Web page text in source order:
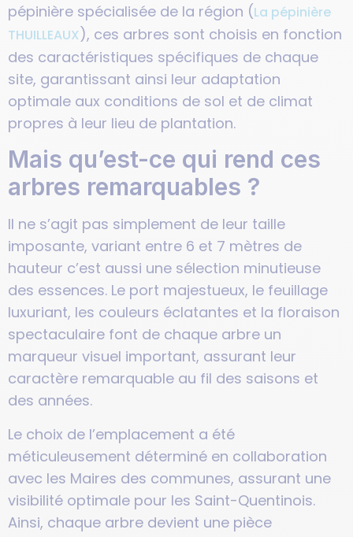
pépinière spécialisée de la région (La pépinière
THUILLEAUX), ces arbres sont choisis en fonction
des caractéristiques spécifiques de chaque
site, garantissant ainsi leur adaptation
optimale aux conditions de sol et de climat
propres à leur lieu de plantation.
Mais qu’est-ce qui rend ces
arbres remarquables ?
Il ne s’agit pas simplement de leur taille
imposante, variant entre 6 et 7 mètres de
hauteur c’est aussi une sélection minutieuse
des essences. Le port majestueux, le feuillage
luxuriant, les couleurs éclatantes et la floraison
spectaculaire font de chaque arbre un
marqueur visuel important, assurant leur
caractère remarquable au fil des saisons et
des années.
Le choix de l’emplacement a été
méticuleusement déterminé en collaboration
avec les Maires des communes, assurant une
visibilité optimale pour les Saint-Quentinois.
Ainsi, chaque arbre devient une pièce